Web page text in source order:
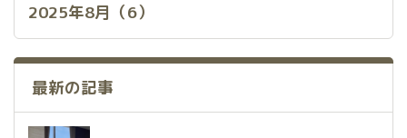
2025年8月（6）
最新の記事